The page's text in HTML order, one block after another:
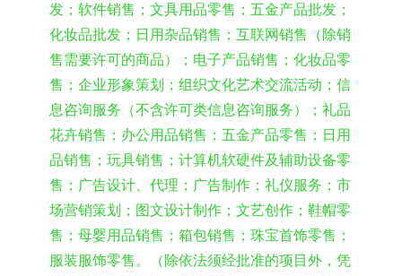
发；软件销售；文具用品零售；五金产品批发；
化妆品批发；日用杂品销售；互联网销售（除销
售需要许可的商品）；电子产品销售；化妆品零
售；企业形象策划；组织文化艺术交流活动；信
息咨询服务（不含许可类信息咨询服务）；礼品
花卉销售；办公用品销售；五金产品零售；日用
品销售；玩具销售；计算机软硬件及辅助设备零
售；广告设计、代理；广告制作；礼仪服务；市
场营销策划；图文设计制作；文艺创作；鞋帽零
售；母婴用品销售；箱包销售；珠宝首饰零售；
服装服饰零售。（除依法须经批准的项目外，凭